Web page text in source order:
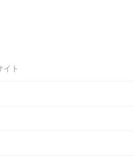
イト